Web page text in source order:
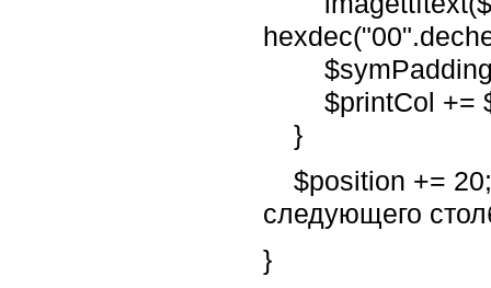
$symPadding
$printCol +=
}
$position += 20;
следующего
}